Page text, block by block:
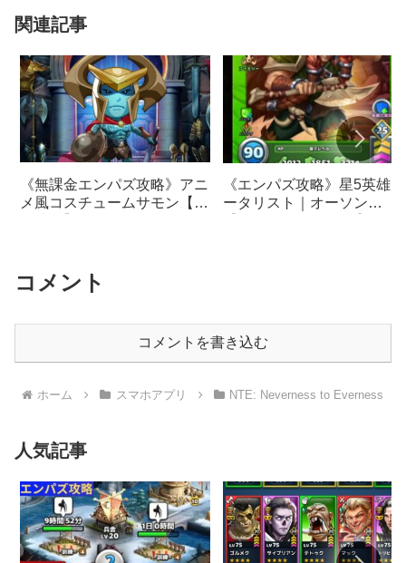
関連記事
《無課金エンパズ攻略》アニ
メ風コスチュームサモン【6
《エンパズ攻略》星5英雄デ
ータリスト｜オーソン
コメント
コメントを書き込む
ホーム スマホアプリ NTE: Neverness to Everness
人気記事